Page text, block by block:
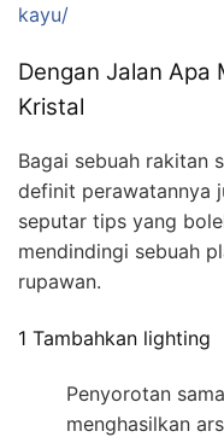
kayu/
Dengan Jalan Apa
Kristal
Bagai sebuah rakitan
definit perawatannya
seputar tips yang
mendindingi sebuah
rupawan.
1 Tambahkan lighting
Penyorotan
menghasilkan